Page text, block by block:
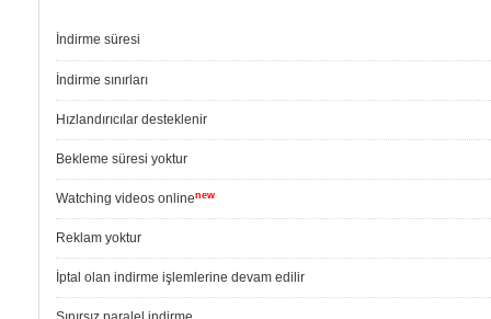
İndirme süresi
İndirme sınırları
Hızlandırıcılar desteklenir
Bekleme süresi yoktur
Watching videos onlinenew
Reklam yoktur
İptal olan indirme işlemlerine devam edilir